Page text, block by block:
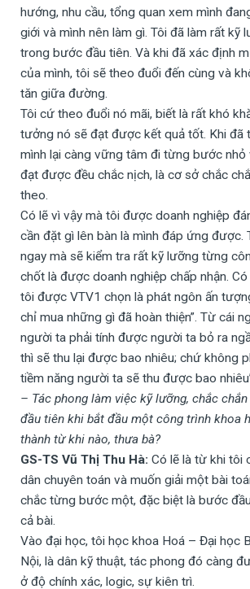
hướng, nhu cầu, tổng quan xem mình
giới và mình nên làm gì. Tôi đã làm rất kỹ
trong bước đầu tiên. Và khi đã xác định
của mình, tôi sẽ theo đuổi đến cùng và
tăn giữa đường.
Tôi cứ theo đuổi nó mãi, biết là rất khó
tưởng nó sẽ đạt được kết quả tốt. Khi đã
mình lại càng vững tâm đi từng bước nhỏ
đạt được đều chắc nịch, là cơ sở chắc
theo.
Có lẽ vì vậy mà tôi được doanh nghiệp
cần đặt gì lên bàn là mình đáp ứng được.
ngay mà sẽ kiểm tra rất kỹ lưỡng từng
chốt là được doanh nghiệp chấp nhận.
tôi được VTV1 chọn là phát ngôn ấn
chỉ mua những gì đã hoàn thiện”. Từ cái
người ta phải tính được người ta bỏ ra
thì sẽ thu lại được bao nhiêu; chứ không
tiềm năng người ta sẽ thu được bao
– Tác phong làm việc kỹ lưỡng, chắc
đầu tiên khi bắt đầu một công trình khoa
thành từ khi nào, thưa bà?
GS-TS Vũ Thị Thu Hà: Có lẽ là từ khi tôi
dân chuyên toán và muốn giải một bài
chắc từng bước một, đặc biệt là bước
cả bài.
Vào đại học, tôi học khoa Hoá – Đại học
Nội, là dân kỹ thuật, tác phong đó càng
ở độ chính xác, logic, sự kiên trì.